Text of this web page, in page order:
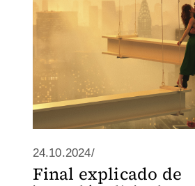
24.10.2024/
Final explicado de